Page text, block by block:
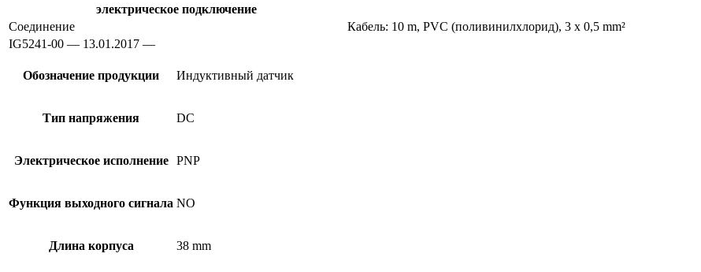
электрическое подключение
Соединение
Кабель: 10 m, PVC (поливинилхлорид), 3 x 0,5 mm²
IG5241-00 — 13.01.2017 —
Обозначение продукции Индуктивный датчик
Тип напряжения DC
Электрическое исполнение PNP
Функция выходного сигнала NO
Длина корпуса 38 mm